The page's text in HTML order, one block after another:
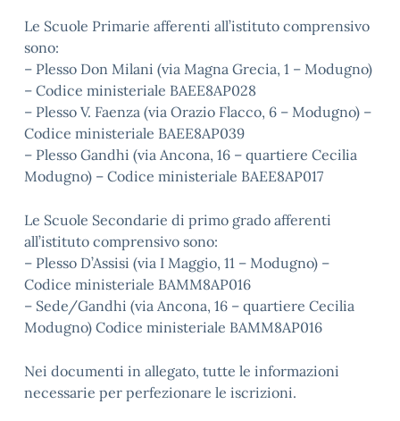
Le Scuole Primarie afferenti all’istituto comprensivo
sono:
– Plesso Don Milani (via Magna Grecia, 1 – Modugno)
– Codice ministeriale BAEE8AP028
– Plesso V. Faenza (via Orazio Flacco, 6 – Modugno) –
Codice ministeriale BAEE8AP039
– Plesso Gandhi (via Ancona, 16 – quartiere Cecilia
Modugno) – Codice ministeriale BAEE8AP017
Le Scuole Secondarie di primo grado afferenti
all’istituto comprensivo sono:
– Plesso D’Assisi (via I Maggio, 11 – Modugno) –
Codice ministeriale BAMM8AP016
– Sede/Gandhi (via Ancona, 16 – quartiere Cecilia
Modugno) Codice ministeriale BAMM8AP016
Nei documenti in allegato, tutte le informazioni
necessarie per perfezionare le iscrizioni.